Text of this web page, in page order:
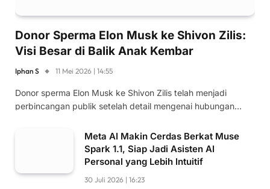
Donor Sperma Elon Musk ke Shivon Zilis:
Visi Besar di Balik Anak Kembar
Iphan S 11 Mei 2026 | 14:55
Donor sperma Elon Musk ke Shivon Zilis telah menjadi
perbincangan publik setelah detail mengenai hubungan…
Meta AI Makin Cerdas Berkat Muse
Spark 1.1, Siap Jadi Asisten AI
Personal yang Lebih Intuitif
30 Juli 2026 | 16:23